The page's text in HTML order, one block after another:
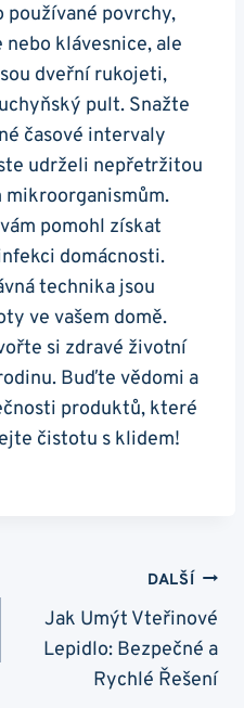
povrchy,
klávesnice, ale
dveřní rukojeti,
pult. Snažte
časové intervaly
udrželi nepřetržitou
pomohl získat
domácnosti.
technika jsou
ve vašem domě.
si zdravé životní
Buďte vědomi a
produktů, které
čistotu s klidem!
DALŠÍ
Jak Umýt Vteřinové
Lepidlo: Bezpečné a
Rychlé Řešení